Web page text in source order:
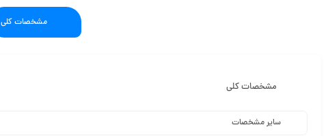
مشخصات کلی
مشخصات کلی
سایر مشخصات